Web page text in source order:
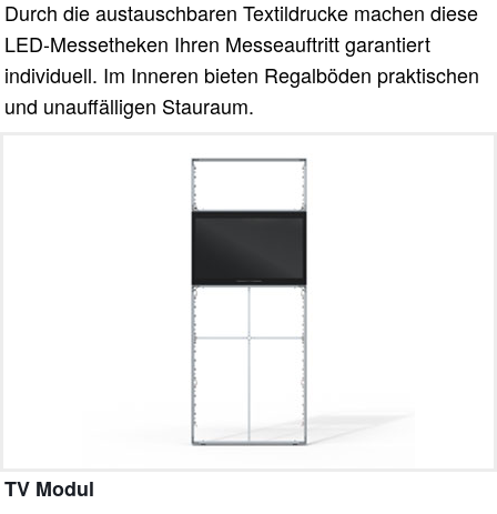
Durch die austauschbaren Textildrucke machen diese
LED-Messetheken Ihren Messeauftritt garantiert
individuell. Im Inneren bieten Regalböden praktischen
und unauffälligen Stauraum.
TV Modul